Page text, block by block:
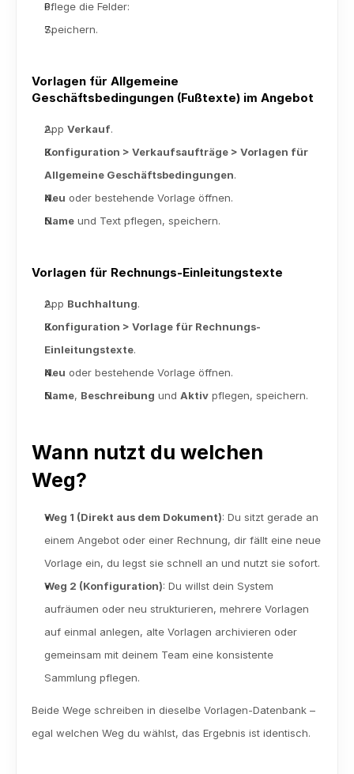
Pflege die Felder:
Speichern.
Vorlagen für Allgemeine
Geschäftsbedingungen (Fußtexte) im Angebot
App Verkauf.
Konfiguration > Verkaufsaufträge > Vorlagen für
Allgemeine Geschäftsbedingungen.
Neu oder bestehende Vorlage öffnen.
Name und Text pflegen, speichern.
Vorlagen für Rechnungs-Einleitungstexte
App Buchhaltung.
Konfiguration > Vorlage für Rechnungs-
Einleitungstexte.
Neu oder bestehende Vorlage öffnen.
Name, Beschreibung und Aktiv pflegen, speichern.
Wann nutzt du welchen
Weg?
Weg 1 (Direkt aus dem Dokument): Du sitzt gerade an
einem Angebot oder einer Rechnung, dir fällt eine neue
Vorlage ein, du legst sie schnell an und nutzt sie sofort.
Weg 2 (Konfiguration): Du willst dein System
aufräumen oder neu strukturieren, mehrere Vorlagen
auf einmal anlegen, alte Vorlagen archivieren oder
gemeinsam mit deinem Team eine konsistente
Sammlung pflegen.
Beide Wege schreiben in dieselbe Vorlagen-Datenbank –
egal welchen Weg du wählst, das Ergebnis ist identisch.